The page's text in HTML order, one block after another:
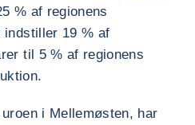
% af regionens
indstiller 19 % af
til 5 % af regionens
i Mellemøsten, har